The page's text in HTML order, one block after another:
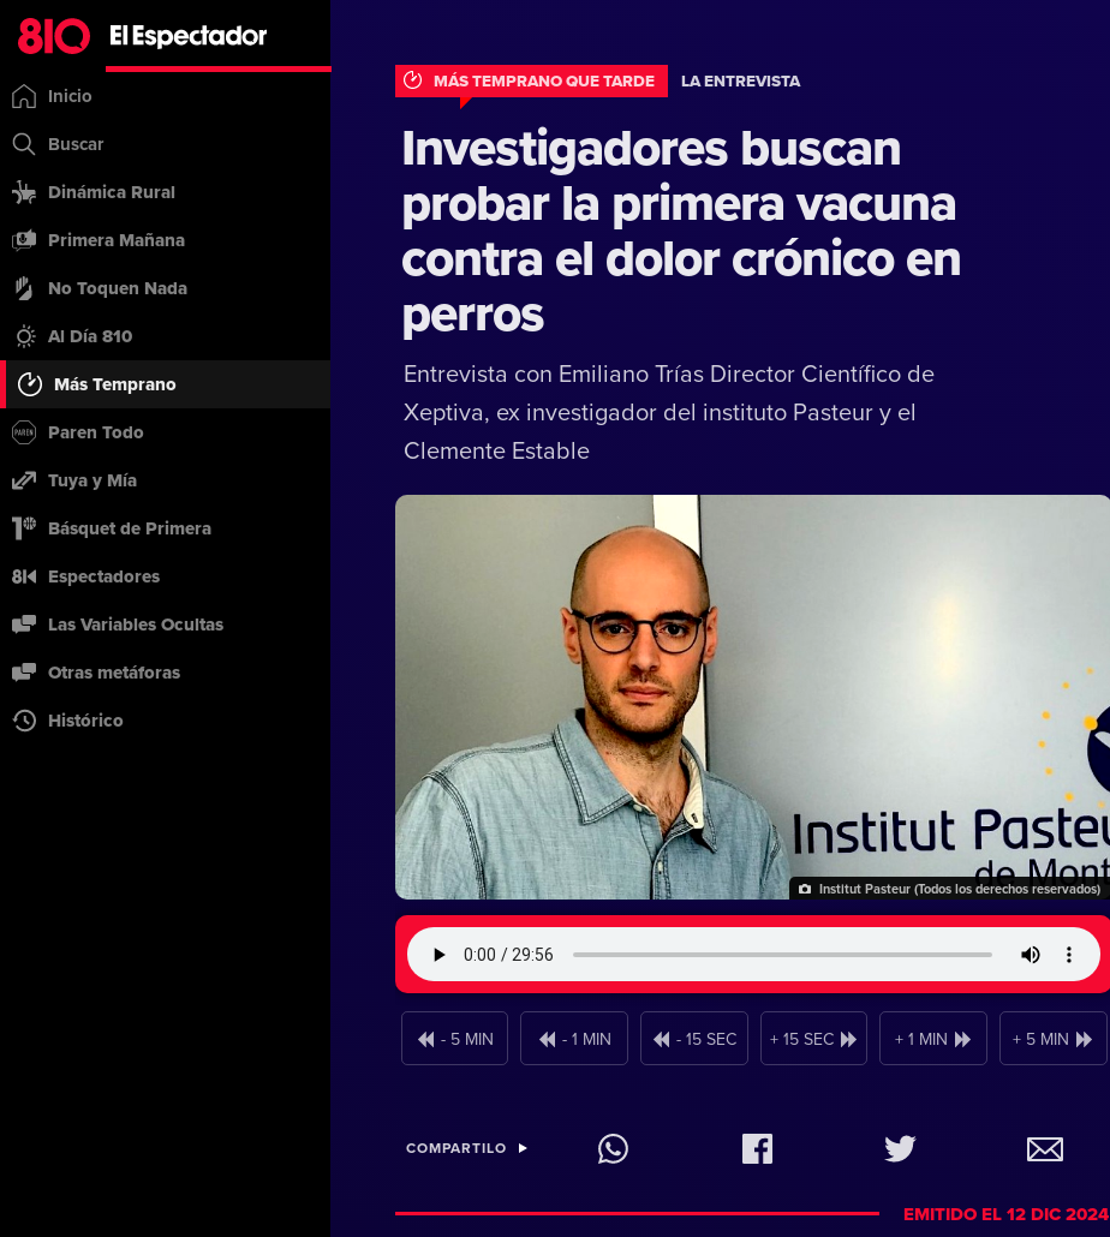
Inicio
Buscar
Dinámica Rural
Primera Mañana
No Toquen Nada
Al Día 810
Más Temprano
Paren Todo
Tuya y Mía
Básquet de Primera
Espectadores
Las Variables Ocultas
Otras metáforas
Histórico
MÁS TEMPRANO QUE TARDE LA ENTREVISTA
Investigadores buscan
probar la primera vacuna
contra el dolor crónico en
perros
Entrevista con Emiliano Trías Director Científico de
Xeptiva, ex investigador del instituto Pasteur y el
Clemente Estable
- 5 MIN - 1 MIN - 15 SEC + 15 SEC + 1 MIN + 5 MIN
Institut Pasteur (Todos los derechos reservados)
COMPARTILO
EMITIDO EL 12 DIC 2024